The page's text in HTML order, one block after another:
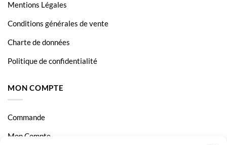
Mentions Légales
Conditions générales de vente
Charte de données
Politique de confidentialité
MON COMPTE
Commande
Mon Compte